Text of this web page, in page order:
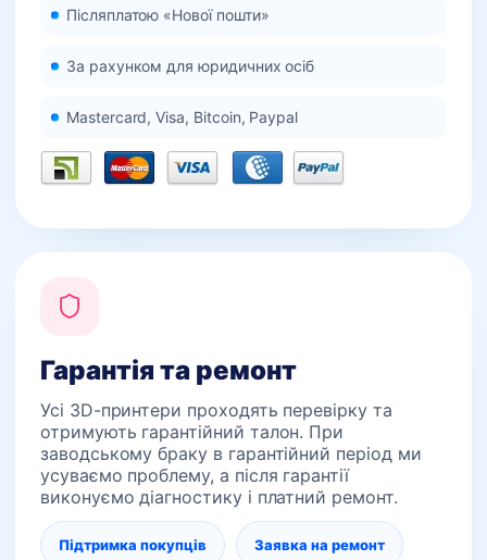
Післяплатою «Нової пошти»
За рахунком для юридичних осіб
Mastercard, Visa, Bitcoin, Paypal
Гарантія та ремонт
Усі 3D-принтери проходять перевірку та
отримують гарантійний талон. При
заводському браку в гарантійний період ми
усуваємо проблему, а після гарантії
виконуємо діагностику і платний ремонт.
Підтримка покупців Заявка на ремонт